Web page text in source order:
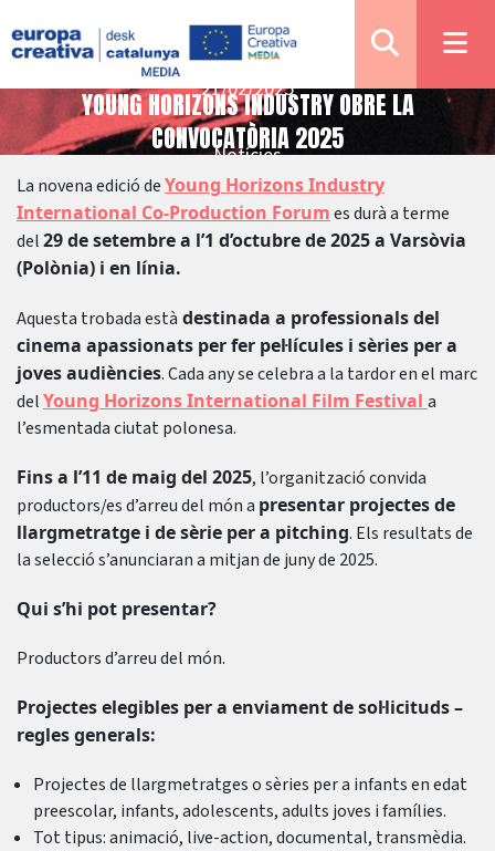
Notícies
YOUNG HORIZONS INDUSTRY OBRE LA
CONVOCATÒRIA 2025
21/02/2025
La novena edició deYoung Horizons Industry
International Co-Production Forumes durà a terme
del29 de setembre a l’1 d’octubre de 2025 a Varsòvia
(Polònia) i en línia.
Aquesta trobada està destinada a professionals del
cinema apassionats per fer pel·lícules i sèries per a
joves audiències. Cada any se celebra a la tardor en el marc
delYoung Horizons International Film Festival a
l’esmentada ciutat polonesa.
Fins a l’11 de maig del 2025, l’organització convida
productors/es d’arreu del món a presentar projectes de
llargmetratge i de sèrie per a pitching. Els resultats de
la selecció s’anunciaran a mitjan de juny de 2025.
Qui s’hi pot presentar?
Productors d’arreu del món.
Projectes elegibles per a enviament de sol·licituds –
regles generals:
Projectes de llargmetratges o sèries per a infants en edat
preescolar, infants, adolescents, adults joves i famílies.
Tot tipus: animació, live-action, documental, transmèdia.